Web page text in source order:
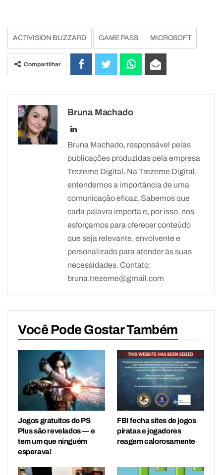
ACTIVISION BLIZZARD GAME PASS MICROSOFT
Compartilhar
Bruna Machado
Bruna Machado, responsável pelas
publicações produzidas pela empresa
Trezeme Digital. Na Trezeme Digital,
entendemos a importância de uma
comunicação eficaz. Sabemos que
cada palavra importa e, por isso, nos
esforçamos para oferecer conteúdo
que seja relevante, envolvente e
personalizado para atender às suas
necessidades. Contato:
bruna.trezeme@gmail.com
Você Pode Gostar Também
Jogos gratuitos do PS
Plus são revelados — e
tem um que ninguém
esperava!
FBI fecha sites de jogos
piratas e jogadores
reagem calorosamente